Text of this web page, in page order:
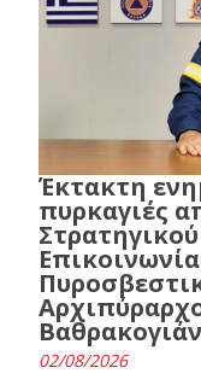
Έκτακτη
πυρκαγιές
02/08/2026